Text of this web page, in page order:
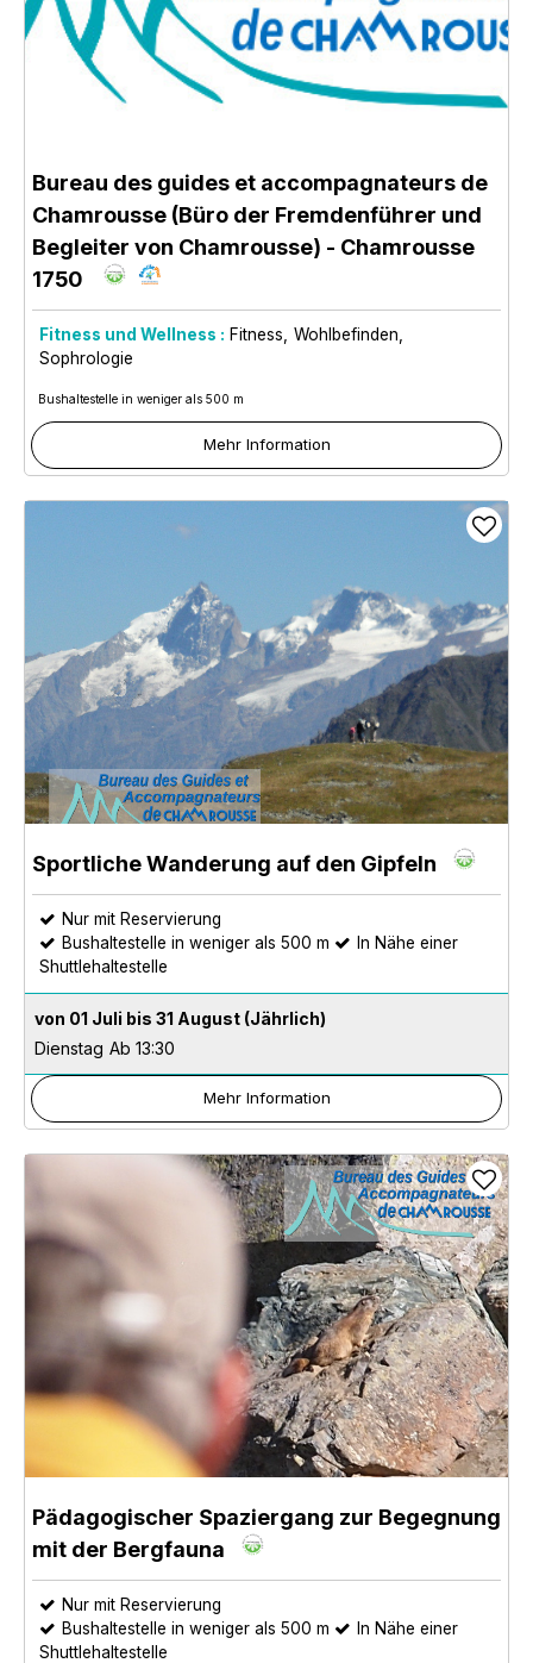
Bureau des guides et accompagnateurs de
Chamrousse (Büro der Fremdenführer und
Begleiter von Chamrousse) - Chamrousse
1750
Fitness und Wellness : Fitness
Wohlbefinden
Sophrologie
Bushaltestelle in weniger als 500 m
Mehr Information
Sportliche Wanderung auf den Gipfeln
Nur mit Reservierung
Bushaltestelle in weniger als 500 m
In Nähe einer
Shuttlehaltestelle
von 01 Juli bis 31 August (Jährlich)
Dienstag Ab 13:30
Mehr Information
Pädagogischer Spaziergang zur Begegnung
mit der Bergfauna
Nur mit Reservierung
Bushaltestelle in weniger als 500 m
In Nähe einer
Shuttlehaltestelle